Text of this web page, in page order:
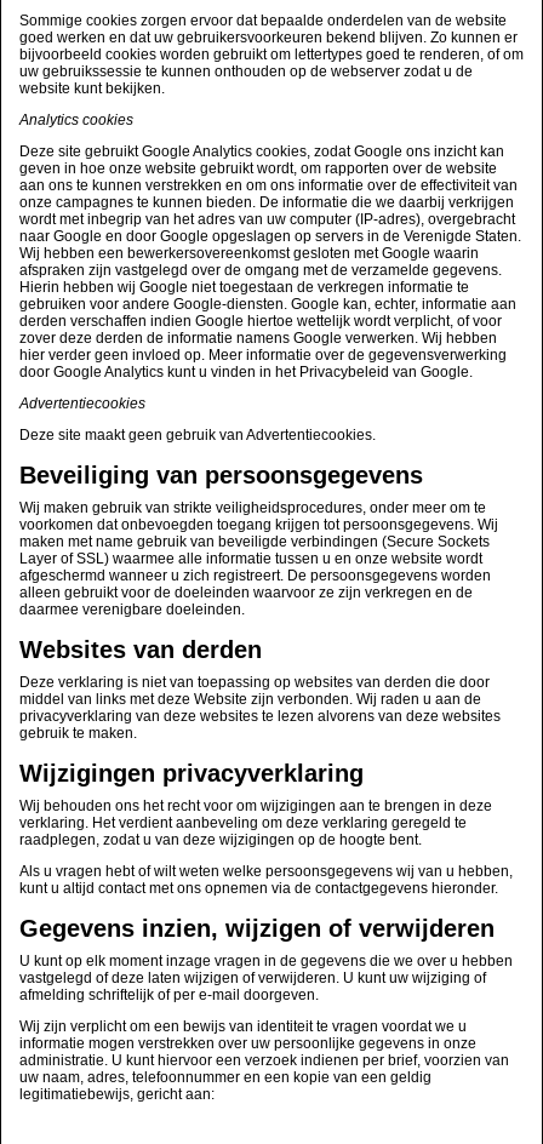
Sommige cookies zorgen ervoor dat bepaalde onderdelen van de website
goed werken en dat uw gebruikersvoorkeuren bekend blijven. Zo kunnen er
bijvoorbeeld cookies worden gebruikt om lettertypes goed te renderen, of om
uw gebruikssessie te kunnen onthouden op de webserver zodat u de
website kunt bekijken.
Analytics cookies
Deze site gebruikt Google Analytics cookies, zodat Google ons inzicht kan
geven in hoe onze website gebruikt wordt, om rapporten over de website
aan ons te kunnen verstrekken en om ons informatie over de effectiviteit van
onze campagnes te kunnen bieden. De informatie die we daarbij verkrijgen
wordt met inbegrip van het adres van uw computer (IP-adres), overgebracht
naar Google en door Google opgeslagen op servers in de Verenigde Staten.
Wij hebben een bewerkersovereenkomst gesloten met Google waarin
afspraken zijn vastgelegd over de omgang met de verzamelde gegevens.
Hierin hebben wij Google niet toegestaan de verkregen informatie te
gebruiken voor andere Google-diensten. Google kan, echter, informatie aan
derden verschaffen indien Google hiertoe wettelijk wordt verplicht, of voor
zover deze derden de informatie namens Google verwerken. Wij hebben
hier verder geen invloed op. Meer informatie over de gegevensverwerking
door Google Analytics kunt u vinden in het Privacybeleid van Google.
Advertentiecookies
Deze site maakt geen gebruik van Advertentiecookies.
Beveiliging van persoonsgegevens
Wij maken gebruik van strikte veiligheidsprocedures, onder meer om te
voorkomen dat onbevoegden toegang krijgen tot persoonsgegevens. Wij
maken met name gebruik van beveiligde verbindingen (Secure Sockets
Layer of SSL) waarmee alle informatie tussen u en onze website wordt
afgeschermd wanneer u zich registreert. De persoonsgegevens worden
alleen gebruikt voor de doeleinden waarvoor ze zijn verkregen en de
daarmee verenigbare doeleinden.
Websites van derden
Deze verklaring is niet van toepassing op websites van derden die door
middel van links met deze Website zijn verbonden. Wij raden u aan de
privacyverklaring van deze websites te lezen alvorens van deze websites
gebruik te maken.
Wijzigingen privacyverklaring
Wij behouden ons het recht voor om wijzigingen aan te brengen in deze
verklaring. Het verdient aanbeveling om deze verklaring geregeld te
raadplegen, zodat u van deze wijzigingen op de hoogte bent.
Als u vragen hebt of wilt weten welke persoonsgegevens wij van u hebben,
kunt u altijd contact met ons opnemen via de contactgegevens hieronder.
Gegevens inzien, wijzigen of verwijderen
U kunt op elk moment inzage vragen in de gegevens die we over u hebben
vastgelegd of deze laten wijzigen of verwijderen. U kunt uw wijziging of
afmelding schriftelijk of per e-mail doorgeven.
Wij zijn verplicht om een bewijs van identiteit te vragen voordat we u
informatie mogen verstrekken over uw persoonlijke gegevens in onze
administratie. U kunt hiervoor een verzoek indienen per brief, voorzien van
uw naam, adres, telefoonnummer en een kopie van een geldig
legitimatiebewijs, gericht aan: